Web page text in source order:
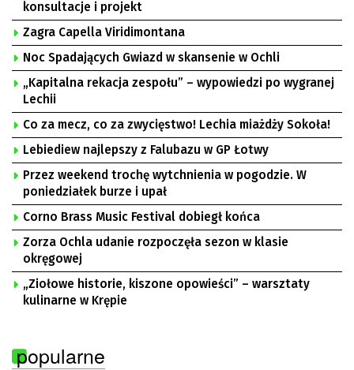
konsultacje i projekt
Zagra Capella Viridimontana
Noc Spadających Gwiazd w skansenie w Ochli
„Kapitalna rekacja zespołu” – wypowiedzi po wygranej
Lechii
Co za mecz, co za zwycięstwo! Lechia miażdży Sokoła!
Lebiediew najlepszy z Falubazu w GP Łotwy
Przez weekend trochę wytchnienia w pogodzie. W
poniedziałek burze i upał
Corno Brass Music Festival dobiegł końca
Zorza Ochla udanie rozpoczęła sezon w klasie
okręgowej
„Ziołowe historie, kiszone opowieści” – warsztaty
kulinarne w Krępie
popularne